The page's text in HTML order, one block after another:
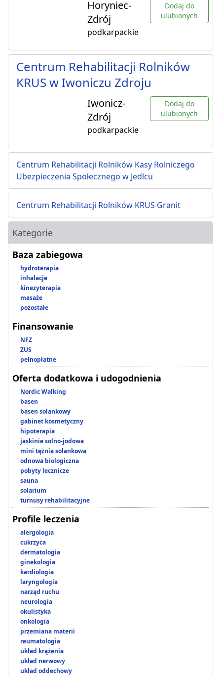
Horyniec-
Zdrój
podkarpackie
Dodaj do
ulubionych
Centrum Rehabilitacji Rolników
KRUS w Iwoniczu Zdroju
Iwonicz-
Zdrój
podkarpackie
Dodaj do
ulubionych
Centrum Rehabilitacji Rolników Kasy Rolniczego
Ubezpieczenia Społecznego w Jedlcu
Centrum Rehabilitacji Rolników KRUS Granit
Kategorie
Baza zabiegowa
hydroterapia
inhalacje
kinezyterapia
masaże
pozostałe
Finansowanie
NFZ
ZUS
pełnopłatne
Oferta dodatkowa i udogodnienia
Nordic Walking
basen
basen solankowy
gabinet kosmetyczny
hipoterapia
jaskinie solno-jodowa
mini tężnia solankowa
odnowa biologiczna
pobyty lecznicze
sauna
solarium
turnusy rehabilitacyjne
Profile leczenia
alergologia
cukrzyca
dermatologia
ginekologia
kardiologia
laryngologia
narząd ruchu
neurologia
okulistyka
onkologia
przemiana materii
reumatologia
układ krążenia
układ nerwowy
układ oddechowy